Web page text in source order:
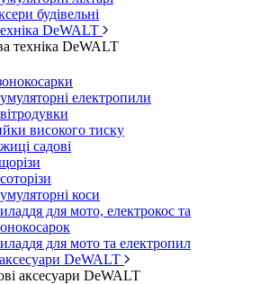
будівельні
DeWALT
техніка DeWALT
електропили
високого тиску
садові
коси
для мото, електрокос та
для мото та електропил
DeWALT
аксесуари DeWALT